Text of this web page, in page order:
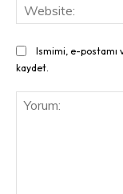
Ismimi, e-postamı
kaydet.